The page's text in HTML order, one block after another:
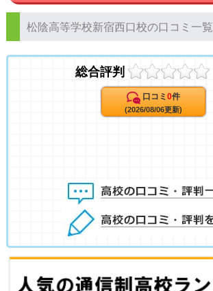
松陰高等学校新宿西口校の口コミ一覧
総合評判
口コミ 0件
(2026/08/06更新)